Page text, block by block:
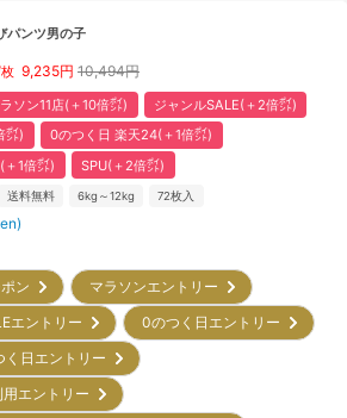
パンツ男の子
9,235円 10,494円
ソン11店(＋10倍㌽)
ジャンルSALE(＋2倍㌽)
㌽)
0のつく日 楽天24(＋1倍㌽)
＋1倍㌽)
SPU(＋2倍㌽)
送料無料 6kg～12kg 72枚入
ン
マラソンエントリー
エントリー
0のつく日エントリー
く日エントリー
用エントリー